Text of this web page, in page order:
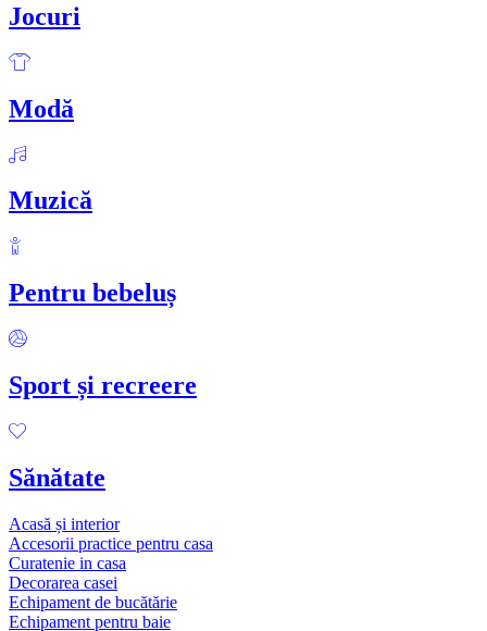
Jocuri
Modă
Muzică
Pentru bebeluș
Sport și recreere
Sănătate
Acasă și interior
Accesorii practice pentru casa
Curatenie in casa
Decorarea casei
Echipament de bucătărie
Echipament pentru baie